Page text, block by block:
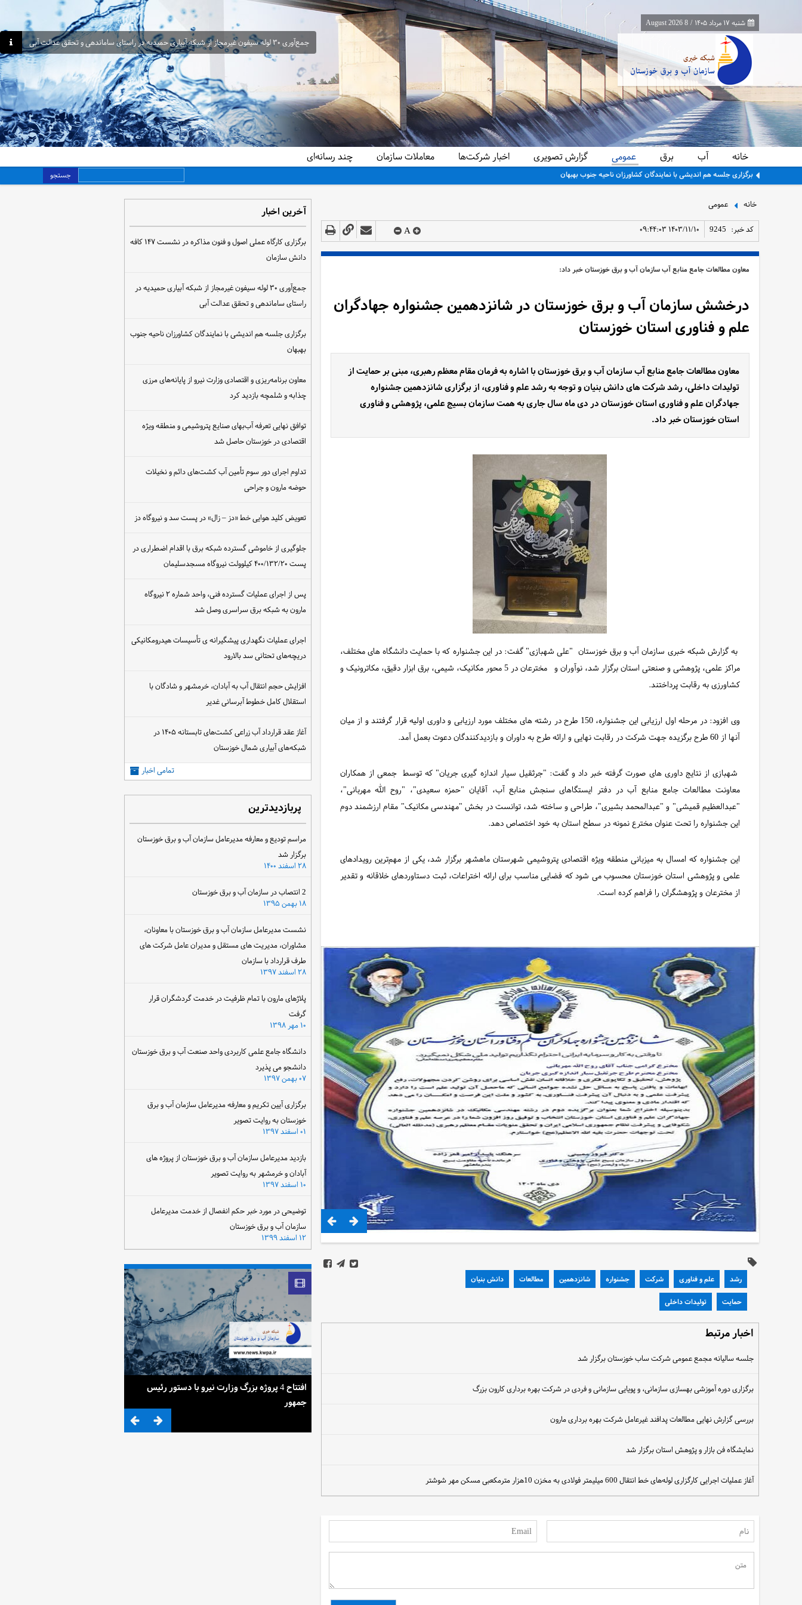
شنبه ۱۷ مرداد ۱۴۰۵ /
8 August 2026
جمع‌آوری ۳۰ لوله سیفون غیرمجاز از شبکه آبیاری حمیدیه در راستای ساماندهی و تحقق عدالت آبی
خانه آب برق عمومی گزارش تصویری اخبار شرکت‌ها معاملات سازمان چند رسانه‌ای
برگزاری جلسه هم اندیشی با نمایندگان کشاورزان ناحیه جنوب بهبهان جستجو
خانه عمومی
کد خبر: 9245 ۱۴۰۳/۱۱/۱۰ ۰۹:۴۴:۰۳ A
معاون مطالعات جامع منابع آب سازمان آب و برق خوزستان خبر داد:
درخشش سازمان آب و برق خوزستان در شانزدهمین جشنواره جهادگران
علم و فناوری استان خوزستان
معاون مطالعات جامع منابع آب سازمان آب و برق خوزستان با اشاره به فرمان مقام معظم رهبری، مبنی بر حمایت از
تولیدات داخلی، رشد شرکت های دانش بنیان و توجه به رشد علم و فناوری، از برگزاری شانزدهمین جشنواره
جهادگران علم و فناوری استان خوزستان در دی ماه سال جاری به همت سازمان بسیج علمی، پژوهشی و فناوری
استان خوزستان خبر داد.
به گزارش شبکه خبری سازمان آب و برق خوزستان "علی شهبازی" گفت: در این جشنواره که با حمایت دانشگاه های مختلف،
مراکز علمی، پژوهشی و صنعتی استان برگزار شد، نوآوران و مخترعان در 5 محور مکانیک، شیمی، برق ابزار دقیق، مکاترونیک و
کشاورزی به رقابت پرداختند.
وی افزود: در مرحله اول ارزیابی این جشنواره، 150 طرح در رشته های مختلف مورد ارزیابی و داوری اولیه قرار گرفتند و از میان
آنها از 60 طرح برگزیده جهت شرکت در رقابت نهایی و ارائه طرح به داوران و بازدیدکنندگان دعوت بعمل آمد.
شهبازی از نتایج داوری های صورت گرفته خبر داد و گفت: "جرثقیل سیار اندازه گیری جریان" که توسط جمعی از همکاران
معاونت مطالعات جامع منابع آب در دفتر ایستگاهای سنجش منابع آب، آقایان "حمزه سعیدی"، "روح الله مهربانی"،
"عبدالعظیم قمیشی" و "عبدالمحمد بشیری"، طراحی و ساخته شد، توانست در بخش "مهندسی مکانیک" مقام ارزشمند دوم
این جشنواره را تحت عنوان مخترع نمونه در سطح استان به خود اختصاص دهد.
این جشنواره که امسال به میزبانی منطقه ویژه اقتصادی پتروشیمی شهرستان ماهشهر برگزار شد، یکی از مهم‌ترین رویدادهای
علمی و پژوهشی استان خوزستان محسوب می شود که فضایی مناسب برای ارائه اختراعات، ثبت دستاوردهای خلاقانه و تقدیر
از مخترعان و پژوهشگران را فراهم کرده است.
رشد علم و فناوری شرکت جشنواره شانزدهمین مطالعات دانش بنیان
حمایت تولیدات داخلی
اخبار مرتبط
جلسه سالیانه مجمع عمومی شرکت ساب خوزستان برگزار شد
برگزاری دوره آموزشی بهسازی سازمانی، و پویایی سازمانی و فردی در شرکت بهره برداری کارون بزرگ
بررسی گزارش نهایی مطالعات پدافند غیرعامل شرکت بهره برداری مارون
نمایشگاه فن بازار و پژوهش استان برگزار شد
آغاز عملیات اجرایی کارگزاری لوله‌های خط انتقال 600 میلیمتر فولادی به مخزن 10هزار مترمکعبی مسکن مهر شوشتر
آخرین اخبار
برگزاری کارگاه عملی اصول و فنون مذاکره در نشست ۱۴۷ کافه
دانش سازمان
جمع‌آوری ۳۰ لوله سیفون غیرمجاز از شبکه آبیاری حمیدیه در
راستای ساماندهی و تحقق عدالت آبی
برگزاری جلسه هم اندیشی با نمایندگان کشاورزان ناحیه جنوب
بهبهان
معاون برنامه‌ریزی و اقتصادی وزارت نیرو از پایانه‌های مرزی
چذابه و شلمچه بازدید کرد
توافق نهایی تعرفه آب‌بهای صنایع پتروشیمی و منطقه ویژه
اقتصادی در خوزستان حاصل شد
تداوم اجرای دور سوم تأمین آب کشت‌های دائم و نخیلات
حوضه مارون و جراحی
تعویض کلید هوایی خط «دز – زال» در پست سد و نیروگاه دز
جلوگیری از خاموشی گسترده شبکه برق با اقدام اضطراری در
پست ۴۰۰/۱۳۲/۲۰ کیلوولت نیروگاه مسجدسلیمان
پس از اجرای عملیات گسترده فنی، واحد شماره ۲ نیروگاه
مارون به شبکه برق سراسری وصل شد
اجرای عملیات نگهداری پیشگیرانه ی تأسیسات هیدرومکانیکی
دریچه‌های تحتانی سد بالارود
افزایش حجم انتقال آب به آبادان، خرمشهر و شادگان با
استقلال کامل خطوط آبرسانی غدیر
آغاز عقد قرارداد آب زراعی کشت‌های تابستانه ۱۴۰۵ در
شبکه‌های آبیاری شمال خوزستان
تمامی اخبار
پربازدیدترین
مراسم تودیع و معارفه مدیرعامل سازمان آب و برق خوزستان
برگزار شد
۲۸ اسفند ۱۴۰۰
2 انتصاب در سازمان آب و برق خوزستان
۱۸ بهمن ۱۳۹۵
نشست مدیرعامل سازمان آب و برق خوزستان با معاونان،
مشاوران، مدیریت های مستقل و مدیران عامل شرکت های
طرف قرارداد با سازمان
۲۸ اسفند ۱۳۹۷
پلاژهای مارون با تمام ظرفیت در خدمت گردشگران قرار
گرفت
۱۰ مهر ۱۳۹۸
دانشگاه جامع علمی کاربردی واحد صنعت آب و برق خوزستان
دانشجو می پذیرد
۰۷ بهمن ۱۳۹۷
برگزاری آیین تکریم و معارفه مدیرعامل سازمان آب و برق
خوزستان به روایت تصویر
۰۱ اسفند ۱۳۹۷
بازدید مدیرعامل سازمان آب و برق خوزستان از پروژه های
آبادان و خرمشهر به روایت تصویر
۱۰ اسفند ۱۳۹۷
توضیحی در مورد خبر حکم انفصال از خدمت مدیرعامل
سازمان آب و برق خوزستان
۱۲ اسفند ۱۳۹۹
افتتاح 4 پروژه بزرگ وزارت نیرو با دستور رئیس
جمهور
استمرار روشنایی خانه‌ها در گرمای تابستان سهم مردم در نجات آب